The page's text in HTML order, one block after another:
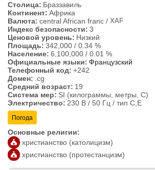
Столица: Браззавиль
Континент: Африка
Валюта: сentral African franc / XAF
Индекс безопасности: 3
Ценовой уровень: Низкий
Площадь: 342,000 / 0.34 %
Население: 6,100,000 / 0.01 %
Официальные языки: Французский
Телефонный код: +242
Домен: .cg
Средний возраст: 19
Система мер: SI (килограммы, метры, C)
Электричество: 230 В / 50 Гц / тип C,E
Погода
Основные религии:
христианство (католицизм)
христианство (протестанцизм)